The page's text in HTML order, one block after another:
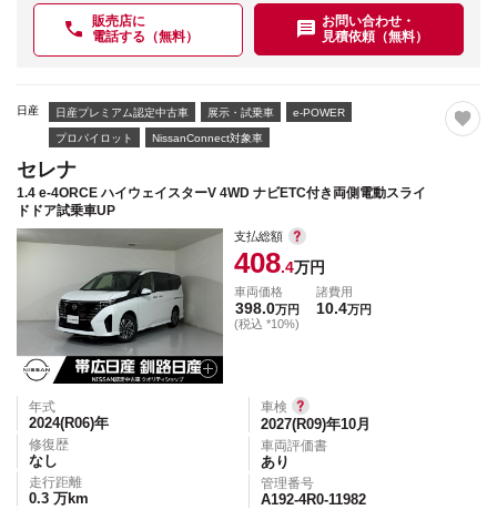
販売店に
電話する（無料）
お問い合わせ・
見積依頼（無料）
日産 日産プレミアム認定中古車 展示・試乗車 e-POWER
プロパイロット NissanConnect対象車
セレナ
1.4 e-4ORCE ハイウェイスターV 4WD ナビETC付き両側電動スライ
ドドア試乗車UP
支払総額
408.4万円
車両価格
398.0万円
(税込 *10%)
諸費用
10.4万円
年式
2024(R06)年
修復歴
なし
走行距離
0.3 万km
車検
2027(R09)年10月
車両評価書
あり
管理番号
A192-4R0-11982